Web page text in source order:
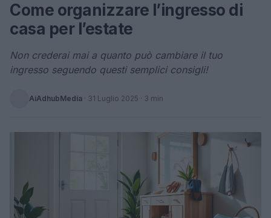
Come organizzare l’ingresso di
casa per l’estate
Non crederai mai a quanto può cambiare il tuo
ingresso seguendo questi semplici consigli!
AiAdhubMedia · 31 Luglio 2025 · 3 min